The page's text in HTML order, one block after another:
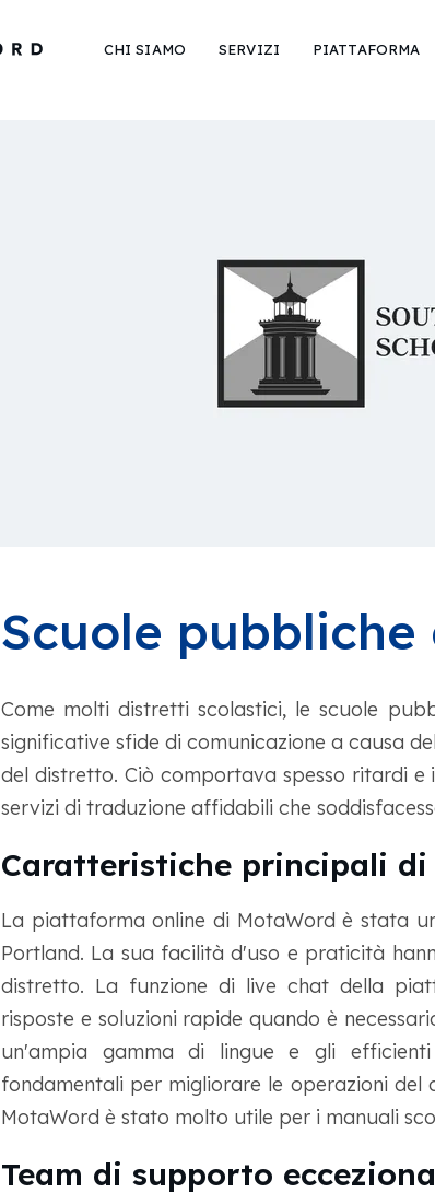
CHI SIAMO SERVIZI PIATTAFORMA
Scuole
Come molti distretti scolastici, le scuole
significative sfide di comunicazione a causa
del distretto. Ciò comportava spesso ritardi
servizi di traduzione affidabili che
Caratteristiche principali di
La piattaforma online di MotaWord è stata
Portland. La sua facilità d'uso e praticità
distretto. La funzione di live chat della
risposte e soluzioni rapide quando è
un'ampia gamma di lingue e gli
fondamentali per migliorare le operazioni del
MotaWord è stato molto utile per i manuali
Team di supporto